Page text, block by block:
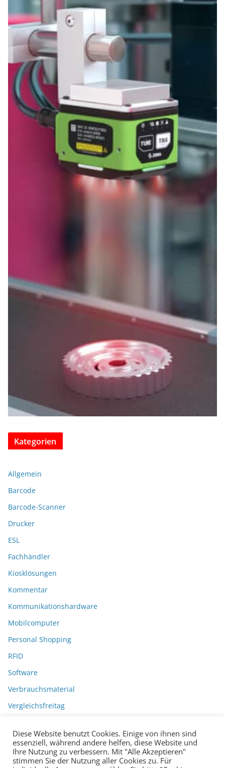
Kategorien
Allgemein
Barcode
Barcode-Scanner
Drucker
ESL
Fachhändler
Kiosklösungen
Kommentar
Kommunikationshardware
Mobilcomputer
Personal Shopping
RFID
Software
Verbrauchsmaterial
Vergleichsfreitag
Diese Website benutzt Cookies. Einige von ihnen sind
essenziell, während andere helfen, diese Website und
Ihre Nutzung zu verbessern. Mit "Alle Akzeptieren"
stimmen Sie der Nutzung aller Cookies zu. Für